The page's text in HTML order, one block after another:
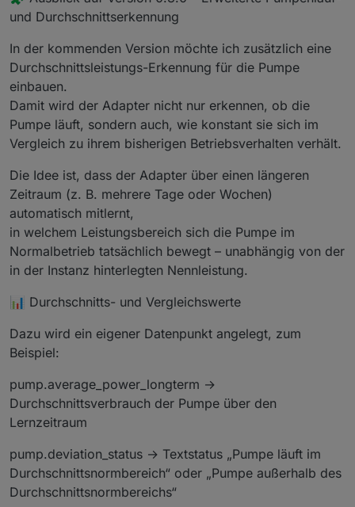
und Durchschnittserkennung
In der kommenden Version möchte ich zusätzlich eine
Durchschnittsleistungs-Erkennung für die Pumpe
einbauen.
Damit wird der Adapter nicht nur erkennen, ob die
Pumpe läuft, sondern auch, wie konstant sie sich im
Vergleich zu ihrem bisherigen Betriebsverhalten verhält.
Die Idee ist, dass der Adapter über einen längeren
Zeitraum (z. B. mehrere Tage oder Wochen)
automatisch mitlernt,
in welchem Leistungsbereich sich die Pumpe im
Normalbetrieb tatsächlich bewegt – unabhängig von der
in der Instanz hinterlegten Nennleistung.
📊 Durchschnitts- und Vergleichswerte
Dazu wird ein eigener Datenpunkt angelegt, zum
Beispiel:
pump.average_power_longterm →
Durchschnittsverbrauch der Pumpe über den
Lernzeitraum
pump.deviation_status → Textstatus „Pumpe läuft im
Durchschnittsnormbereich“ oder „Pumpe außerhalb des
Durchschnittsnormbereichs“